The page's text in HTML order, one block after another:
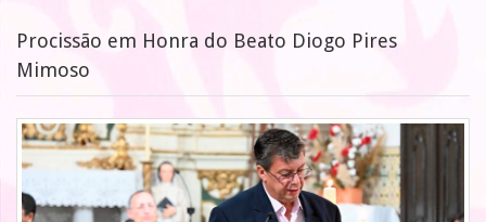
Procissão em Honra do Beato Diogo Pires
Mimoso